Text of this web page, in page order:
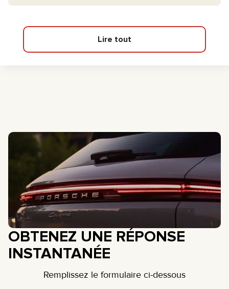
Lire tout
OBTENEZ UNE RÉPONSE
INSTANTANÉE
Remplissez le formulaire ci-dessous